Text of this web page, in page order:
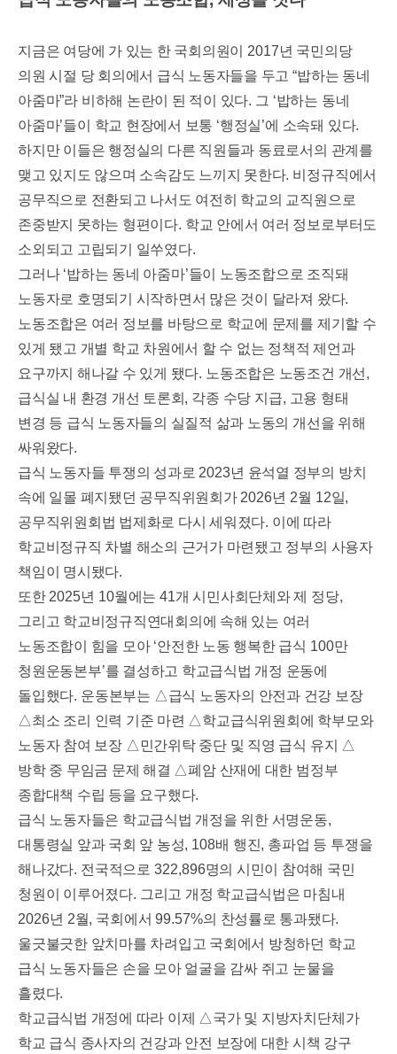
지금은 여당에 가 있는 한 국회의원이 2017년 국민의당
의원 시절 당 회의에서 급식 노동자들을 두고“밥하는 동네
아줌마”라 비하해 논란이 된 적이 있다. 그 ‘밥하는 동네
아줌마’들이 학교 현장에서 보통 ‘행정실’에 소속돼 있다.
하지만 이들은 행정실의 다른 직원들과 동료로서의 관계를
맺고 있지도 않으며 소속감도 느끼지 못한다. 비정규직에서
공무직으로 전환되고 나서도 여전히 학교의 교직원으로
존중받지 못하는 형편이다. 학교 안에서 여러 정보로부터도
소외되고 고립되기 일쑤였다.
그러나 ‘밥하는 동네 아줌마’들이 노동조합으로 조직돼
노동자로 호명되기 시작하면서 많은 것이 달라져 왔다.
노동조합은 여러 정보를 바탕으로 학교에 문제를 제기할 수
있게 됐고 개별 학교 차원에서 할 수 없는 정책적 제언과
요구까지 해나갈 수 있게 됐다. 노동조합은 노동조건 개선 ,
급식실 내 환경 개선 토론회 , 각종 수당 지급, 고용 형태
변경 등 급식 노동자들의 실질적 삶과 노동의 개선을 위해
싸워왔다.
급식 노동자들 투쟁의 성과로 2023년 윤석열 정부의 방치
속에 일몰 폐지됐던 공무직위원회가 2026년 2월 12일,
공무직위원회법 법제화로 다시 세워졌다. 이에 따라
학교비정규직 차별 해소의 근거가 마련됐고 정부의 사용자
책임이 명시됐다.
또한 2025년 10월에는 41개 시민사회단체와 제 정당,
그리고 학교비정규직연대회의에 속해 있는 여러
노동조합이 힘을 모아 ‘안전한 노동 행복한 급식 100만
청원운동본부’를 결성하고 학교급식법 개정 운동에
돌입했다. 운동본부는 △급식 노동자의 안전과 건강 보장
△최소 조리 인력 기준 마련 △학교급식위원회에 학부모와
노동자 참여 보장 △ 민간위탁 중단 및 직영 급식 유지
△
방학 중 무임금 문제 해결 △폐암 산재에 대한 범정부
종합대책 수립 등을 요구했다.
급식 노동자들은 학교급식법 개정을 위한 서명운동,
대통령실 앞과 국회 앞 농성, 108배 행진, 총파업 등 투쟁을
해나갔다. 전국적으로 322,896명의 시민이 참여해 국민
청원이 이루어졌다. 그리고 개정 학교급식법은 마침내
2026년 2월, 국회에서99.57%의 찬성률로 통과됐다.
울긋불긋한 앞치마를 차려입고 국회에서 방청하던 학교
급식 노동자들은 손을 모아 얼굴을 감싸 쥐고 눈물을
흘렸다.
학교급식법 개정에 따라 이제 △국가 및 지방자치단체가
학교 급식 종사자의 건강과 안전 보장에 대한 시책 강구